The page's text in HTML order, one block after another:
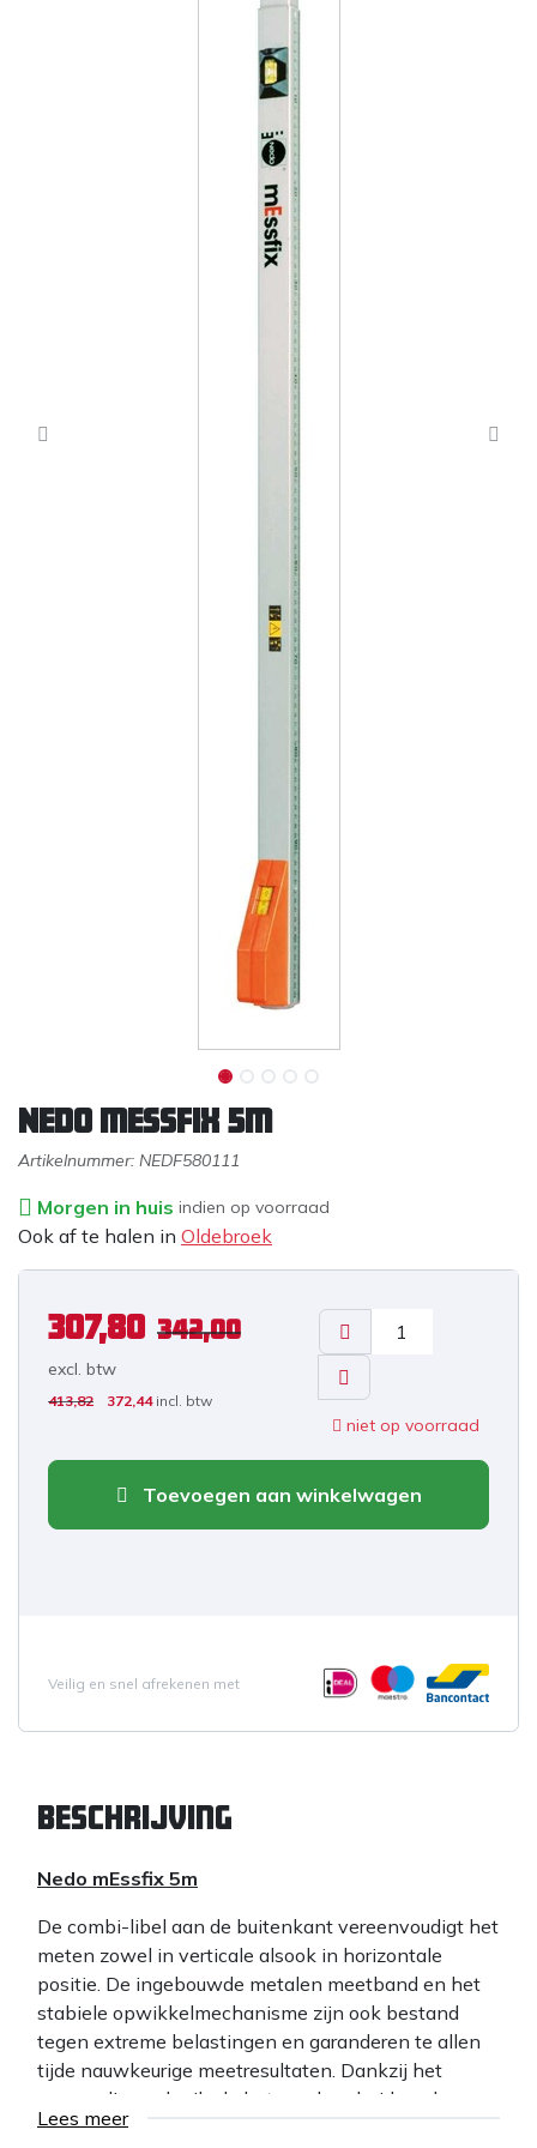
Nedo mEssfix 5m
Artikelnummer: NEDF580111
Morgen in huis indien op voorraad
Ook af te halen in Oldebroek
307,80 342,00
excl. btw
413,82 372,44 incl. btw
niet op voorraad
Toevoegen aan winkelwagen
Veilig en snel afrekenen met
Beschrijving
Nedo mEssfix 5m
De combi-libel aan de buitenkant vereenvoudigt het
meten zowel in verticale alsook in horizontale
positie. De ingebouwde metalen meetband en het
stabiele opwikkelmechanisme zijn ook bestand
tegen extreme belastingen en garanderen te allen
tijde nauwkeurige meetresultaten. Dankzij het
eenvoudige gebruik, de betrouwbaarheid en de
robuustheid is de Nedo mEssfix in de meest
Lees meer